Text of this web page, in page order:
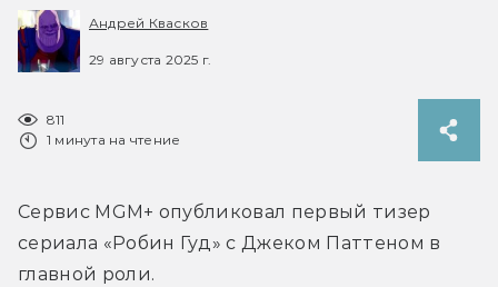
Андрей Квасков
29 августа 2025 г.
811
1 минута на чтение
Сервис MGM+ опубликовал первый тизер
сериала «Робин Гуд» с Джеком Паттеном в
главной роли.